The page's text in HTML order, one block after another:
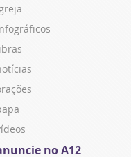
no A12